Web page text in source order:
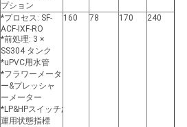
プション
*プロセス: SF-
ACF-IXF-RO
*前処理: 3 ×
SS304 タンク
*uPVC用水管
*フラワーメータ
ー&プレッシャ
ーメーター
*LP&HPスイッチ;
運用状態指標
160 78 170 240